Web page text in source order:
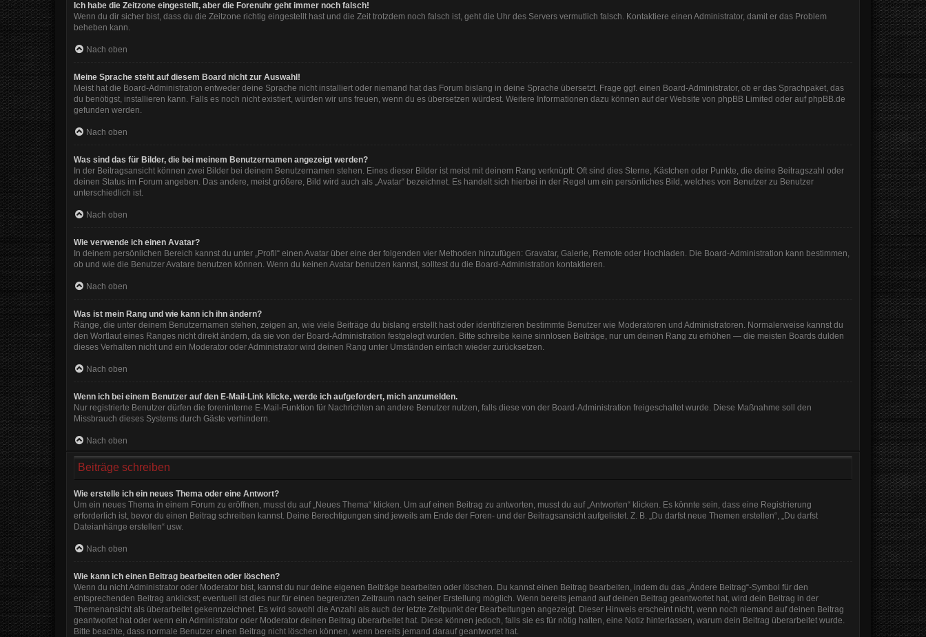
Ich habe die Zeitzone eingestellt, aber die Forenuhr geht immer noch falsch!
Wenn du dir sicher bist, dass du die Zeitzone richtig eingestellt hast und die Zeit trotzdem noch falsch ist, geht die Uhr des Servers vermutlich falsch. Kontaktiere einen Administrator, damit er das Problem
beheben kann.
Nach oben
Meine Sprache steht auf diesem Board nicht zur Auswahl!
Meist hat die Board-Administration entweder deine Sprache nicht installiert oder niemand hat das Forum bislang in deine Sprache übersetzt. Frage ggf. einen Board-Administrator, ob er das Sprachpaket, das
du benötigst, installieren kann. Falls es noch nicht existiert, würden wir uns freuen, wenn du es übersetzen würdest. Weitere Informationen dazu können auf der Website von phpBB Limited oder auf phpBB.de
gefunden werden.
Nach oben
Was sind das für Bilder, die bei meinem Benutzernamen angezeigt werden?
In der Beitragsansicht können zwei Bilder bei deinem Benutzernamen stehen. Eines dieser Bilder ist meist mit deinem Rang verknüpft: Oft sind dies Sterne, Kästchen oder Punkte, die deine Beitragszahl oder
deinen Status im Forum angeben. Das andere, meist größere, Bild wird auch als „Avatar“ bezeichnet. Es handelt sich hierbei in der Regel um ein persönliches Bild, welches von Benutzer zu Benutzer
unterschiedlich ist.
Nach oben
Wie verwende ich einen Avatar?
In deinem persönlichen Bereich kannst du unter „Profil“ einen Avatar über eine der folgenden vier Methoden hinzufügen: Gravatar, Galerie, Remote oder Hochladen. Die Board-Administration kann bestimmen,
ob und wie die Benutzer Avatare benutzen können. Wenn du keinen Avatar benutzen kannst, solltest du die Board-Administration kontaktieren.
Nach oben
Was ist mein Rang und wie kann ich ihn ändern?
Ränge, die unter deinem Benutzernamen stehen, zeigen an, wie viele Beiträge du bislang erstellt hast oder identifizieren bestimmte Benutzer wie Moderatoren und Administratoren. Normalerweise kannst du
den Wortlaut eines Ranges nicht direkt ändern, da sie von der Board-Administration festgelegt wurden. Bitte schreibe keine sinnlosen Beiträge, nur um deinen Rang zu erhöhen — die meisten Boards dulden
dieses Verhalten nicht und ein Moderator oder Administrator wird deinen Rang unter Umständen einfach wieder zurücksetzen.
Nach oben
Wenn ich bei einem Benutzer auf den E-Mail-Link klicke, werde ich aufgefordert, mich anzumelden.
Nur registrierte Benutzer dürfen die foreninterne E-Mail-Funktion für Nachrichten an andere Benutzer nutzen, falls diese von der Board-Administration freigeschaltet wurde. Diese Maßnahme soll den
Missbrauch dieses Systems durch Gäste verhindern.
Nach oben
Beiträge schreiben
Wie erstelle ich ein neues Thema oder eine Antwort?
Um ein neues Thema in einem Forum zu eröffnen, musst du auf „Neues Thema“ klicken. Um auf einen Beitrag zu antworten, musst du auf „Antworten“ klicken. Es könnte sein, dass eine Registrierung
erforderlich ist, bevor du einen Beitrag schreiben kannst. Deine Berechtigungen sind jeweils am Ende der Foren- und der Beitragsansicht aufgelistet. Z. B. „Du darfst neue Themen erstellen“, „Du darfst
Dateianhänge erstellen“ usw.
Nach oben
Wie kann ich einen Beitrag bearbeiten oder löschen?
Wenn du nicht Administrator oder Moderator bist, kannst du nur deine eigenen Beiträge bearbeiten oder löschen. Du kannst einen Beitrag bearbeiten, indem du das „Ändere Beitrag“-Symbol für den
entsprechenden Beitrag anklickst; eventuell ist dies nur für einen begrenzten Zeitraum nach seiner Erstellung möglich. Wenn bereits jemand auf deinen Beitrag geantwortet hat, wird dein Beitrag in der
Themenansicht als überarbeitet gekennzeichnet. Es wird sowohl die Anzahl als auch der letzte Zeitpunkt der Bearbeitungen angezeigt. Dieser Hinweis erscheint nicht, wenn noch niemand auf deinen Beitrag
geantwortet hat oder wenn ein Administrator oder Moderator deinen Beitrag überarbeitet hat. Diese können jedoch, falls sie es für nötig halten, eine Notiz hinterlassen, warum dein Beitrag überarbeitet wurde.
Bitte beachte, dass normale Benutzer einen Beitrag nicht löschen können, wenn bereits jemand darauf geantwortet hat.